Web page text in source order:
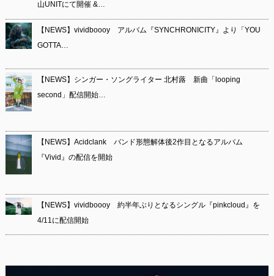
山UNITにて開催 &…
【NEWS】vividboooy アルバム『SYNCHRONICITY』より「YOU
GOTTA…
【NEWS】シンガー・ソングライター 北村蕗 新曲「looping
second」配信開始…
【NEWS】Acidclank バンド形態解体後2作目となるアルバム
『Vivid』の配信を開始
【NEWS】vividboooy 約半年ぶりとなるシングル『pinkcloud』を
4/11に配信開始